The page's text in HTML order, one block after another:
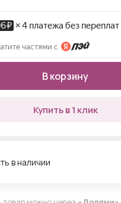
В корзину
Купить в 1 клик
в наличии